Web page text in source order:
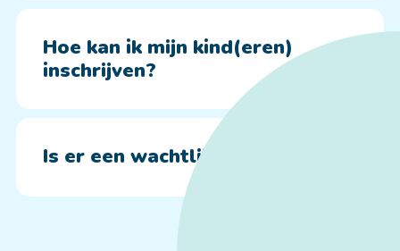
Hoe kan ik mijn kind(eren)
inschrijven?
Is er een wachtlijst?